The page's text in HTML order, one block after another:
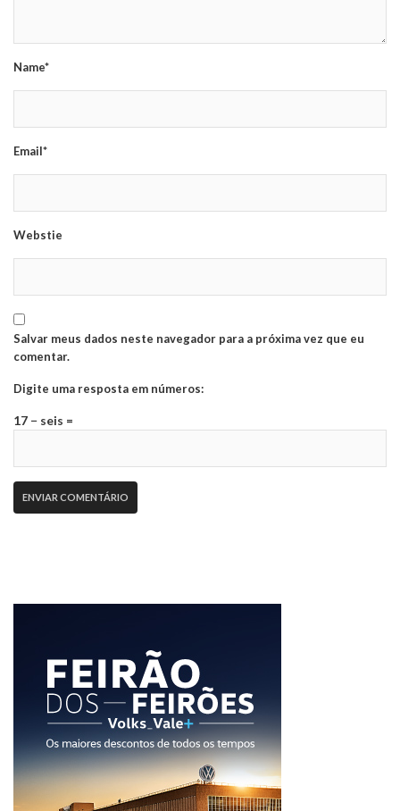
Name*
Email*
Webstie
Salvar meus dados neste navegador para a próxima vez que eu
comentar.
Digite uma resposta em números:
17 − seis =